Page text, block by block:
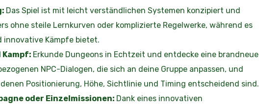
Das Spiel ist mit leicht verständlichen Systemen konzipiert und
ohne steile Lernkurven oder komplizierte Regelwerke, während es
Kämpfe bietet.
Kampf: Erkunde Dungeons in Echtzeit und entdecke eine brandneue
NPC-Dialogen, die sich an deine Gruppe anpassen, und
Positionierung, Höhe, Sichtlinie und Timing entscheidend sind.
oder Einzelmissionen: Dank eines innovativen